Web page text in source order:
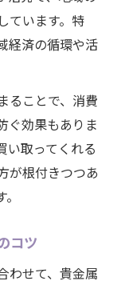
ています。特
経済の循環や活
ることで、消費
ぐ効果もありま
い取ってくれる
が根付きつつあ
コツ
わせて、貴金属